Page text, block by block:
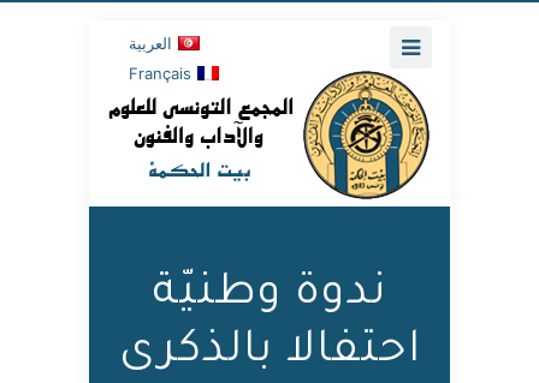
العربية
Français
ندوة وطنيّة
احتفالا بالذكرى